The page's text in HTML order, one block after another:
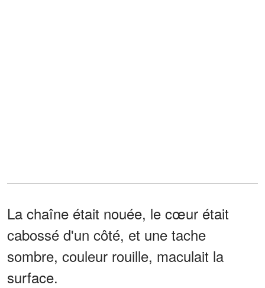
La chaîne était nouée, le cœur était
cabossé d'un côté, et une tache
sombre, couleur rouille, maculait la
surface.